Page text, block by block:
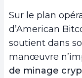
Sur le plan
d’American
soutient dans
manœuvre
de minage